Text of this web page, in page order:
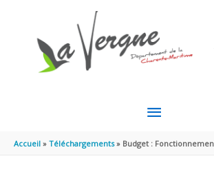
MENU
Accueil Téléchargements Budget :